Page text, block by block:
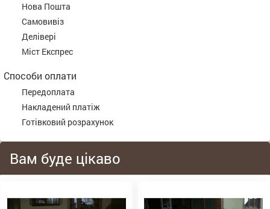
Нова Пошта
Самовивіз
Делівері
Міст Експрес
Способи оплати
Передоплата
Накладений платіж
Готівковий розрахунок
Вам буде цікаво